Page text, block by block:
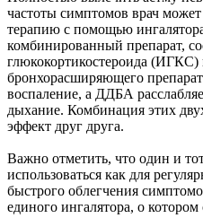
частоты симптомов врач
терапию с помощью
комбинированный препарат,
глюкокортикостероида
бронхорасширяющего
воспаление, а ДДБА
дыхание. Комбинация этих
эффект друг друга.
Важно отметить, что один и
использоваться как для
быстрого облегчения
единого ингалятора, о котором